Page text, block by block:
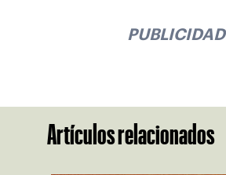
PUBLICIDAD
Artículos relacionados